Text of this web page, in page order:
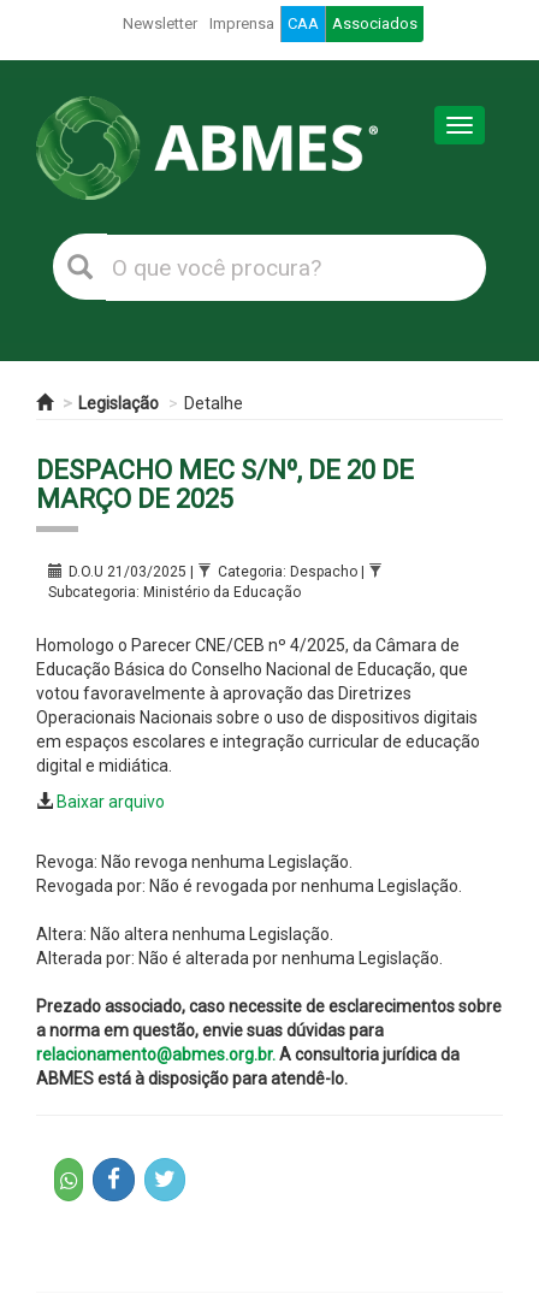
Newsletter Imprensa CAA Associados
Toggle
Legislação Detalhe
DESPACHO MEC S/Nº, DE 20 DE
MARÇO DE 2025
D.O.U 21/03/2025 |
Categoria: Despacho |
Subcategoria: Ministério da Educação
Homologo o Parecer CNE/CEB nº 4/2025, da Câmara de
Educação Básica do Conselho Nacional de Educação, que
votou favoravelmente à aprovação das Diretrizes
Operacionais Nacionais sobre o uso de dispositivos digitais
em espaços escolares e integração curricular de educação
digital e midiática.
Baixar arquivo
Revoga: Não revoga nenhuma Legislação.
Revogada por: Não é revogada por nenhuma Legislação.
Altera: Não altera nenhuma Legislação.
Alterada por: Não é alterada por nenhuma Legislação.
Prezado associado, caso necessite de esclarecimentos sobre
a norma em questão, envie suas dúvidas para
relacionamento@abmes.org.br.A consultoria jurídica da
ABMES está à disposição para atendê-lo.